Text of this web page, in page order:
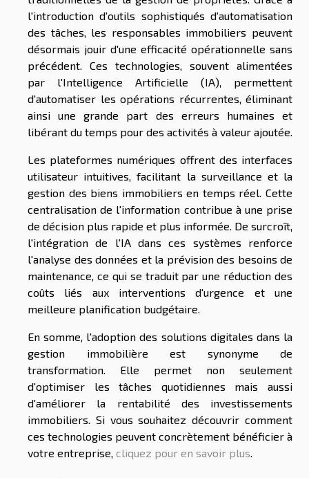
l'introduction d'outils sophistiqués d'automatisation
des tâches, les responsables immobiliers peuvent
désormais jouir d'une efficacité opérationnelle sans
précédent. Ces technologies, souvent alimentées
par l'Intelligence Artificielle (IA), permettent
d'automatiser les opérations récurrentes, éliminant
ainsi une grande part des erreurs humaines et
libérant du temps pour des activités à valeur ajoutée.
Les plateformes numériques offrent des interfaces
utilisateur intuitives, facilitant la surveillance et la
gestion des biens immobiliers en temps réel. Cette
centralisation de l'information contribue à une prise
de décision plus rapide et plus informée. De surcroît,
l'intégration de l'IA dans ces systèmes renforce
l'analyse des données et la prévision des besoins de
maintenance, ce qui se traduit par une réduction des
coûts liés aux interventions d'urgence et une
meilleure planification budgétaire.
En somme, l'adoption des solutions digitales dans la
gestion immobilière est synonyme de
transformation. Elle permet non seulement
d'optimiser les tâches quotidiennes mais aussi
d'améliorer la rentabilité des investissements
immobiliers. Si vous souhaitez découvrir comment
ces technologies peuvent concrètement bénéficier à
votre entreprise, cliquez pour en savoir plus